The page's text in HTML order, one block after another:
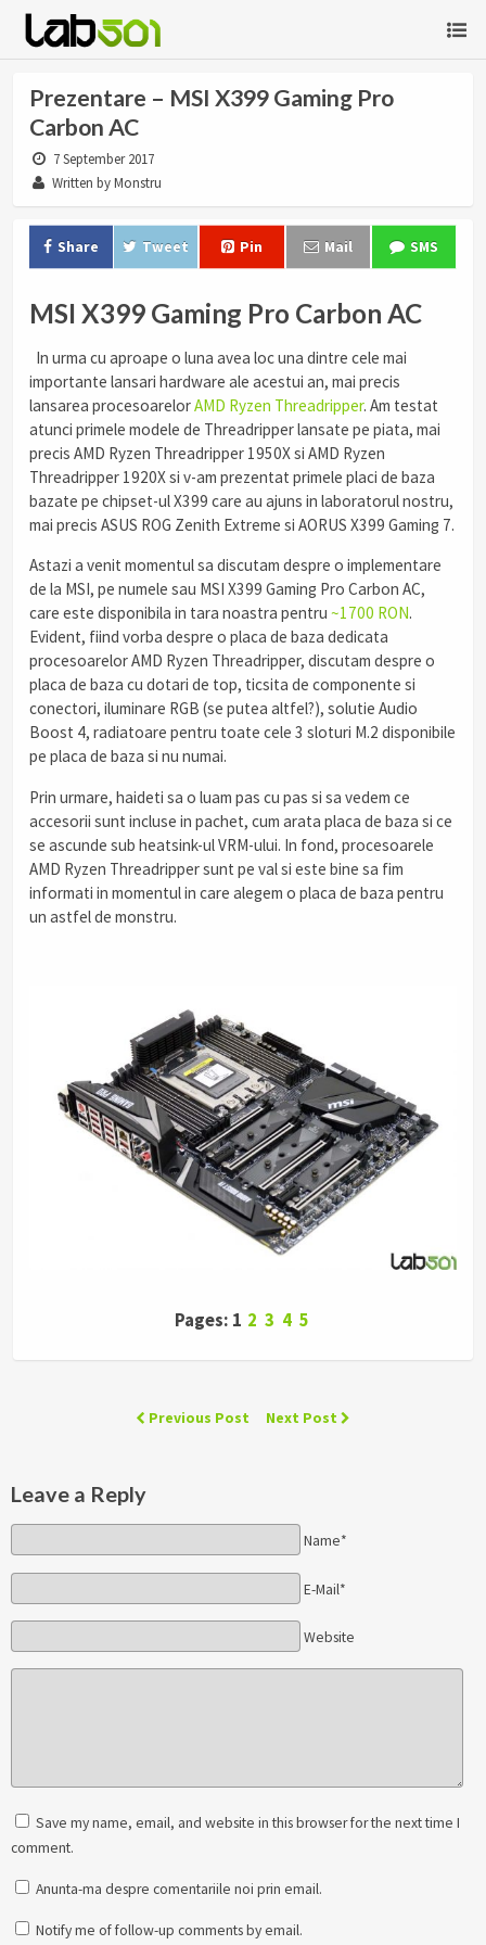
Prezentare – MSI X399 Gaming Pro
Carbon AC
7 September 2017
Written by Monstru
Share Tweet Pin Mail SMS
MSI X399 Gaming Pro Carbon AC
In urma cu aproape o luna avea loc una dintre cele mai
importante lansari hardware ale acestui an, mai precis
lansarea procesoarelorAMD Ryzen Threadripper. Am testat
atunci primele modele de Threadripper lansate pe piata, mai
precis AMD Ryzen Threadripper 1950X si AMD Ryzen
Threadripper 1920X si v-am prezentat primele placi de baza
bazate pe chipset-ul X399 care au ajuns in laboratorul nostru,
mai precis ASUS ROG Zenith Extreme si AORUS X399 Gaming 7.
Astazi a venit momentul sa discutam despre o implementare
de la MSI, pe numele sau MSI X399 Gaming Pro Carbon AC,
care este disponibila in tara noastra pentru ~1700 RON.
Evident, fiind vorba despre o placa de baza dedicata
procesoarelor AMD Ryzen Threadripper, discutam despre o
placa de baza cu dotari de top, ticsita de componente si
conectori, iluminare RGB (se putea altfel?), solutie Audio
Boost 4, radiatoare pentru toate cele 3 sloturi M.2 disponibile
pe placa de baza si nu numai.
Prin urmare, haideti sa o luam pas cu pas si sa vedem ce
accesorii sunt incluse in pachet, cum arata placa de baza si ce
se ascunde sub heatsink-ul VRM-ului. In fond, procesoarele
AMD Ryzen Threadripper sunt pe val si este bine sa fim
informati in momentul in care alegem o placa de baza pentru
un astfel de monstru.
Pages: 1 2 3 4 5
Previous Post Next Post
Leave a Reply
Name*
E-Mail*
Website
Save my name, email, and website in this browser for the next time I
comment.
Anunta-ma despre comentariile noi prin email.
Notify me of follow-up comments by email.